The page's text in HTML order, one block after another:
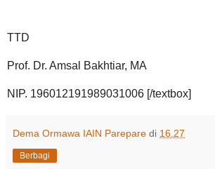
TTD
Prof. Dr. Amsal Bakhtiar, MA
NIP. 196012191989031006 [/textbox]
Dema Ormawa IAIN Parepare di 16.27
Berbagi